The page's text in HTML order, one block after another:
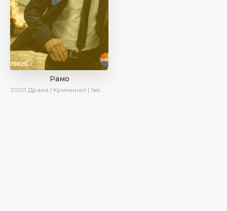
Рамо
2020 Драма | Криминал | SesDizi | Ирина Котова